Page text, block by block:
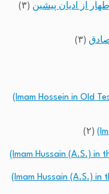
از ادیان پیشین (۳)
(۳)
(۲)